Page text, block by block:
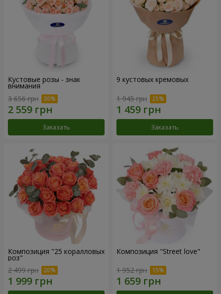
Кустовые розы - знак
внимания
3 656 грн
Заказать
9 кустовых кремовых
1 945 грн
Заказать
Композиция "25 коралловых
роз"
2 499 грн
Композиция "Street love"
1 952 грн